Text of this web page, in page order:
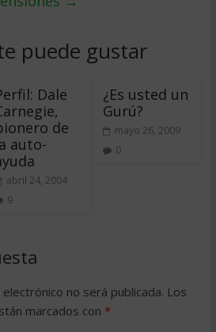
puede gustar
Dale
de
auto-
abril 24, 2004
9
¿Es usted un
Gurú?
mayo 26, 2009
0
no será publicada. Los
marcados con *